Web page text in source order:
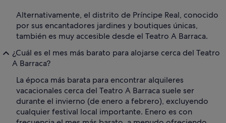
Alternativamente, el distrito de Príncipe Real, conocido
por sus encantadores jardines y boutiques únicas,
también es muy accesible desde el Teatro A Barraca.
¿Cuál es el mes más barato para alojarse cerca del Teatro
A Barraca?
La época más barata para encontrar alquileres
vacacionales cerca del Teatro A Barraca suele ser
durante el invierno (de enero a febrero), excluyendo
cualquier festival local importante. Enero es con